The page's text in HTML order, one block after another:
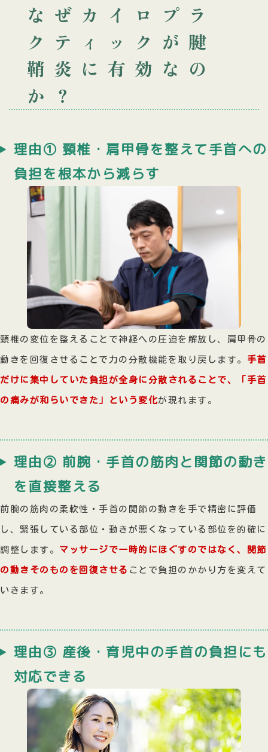
なぜカイロプラ
クティックが腱
鞘炎に有効なの
か？
理由① 頸椎・肩甲骨を整えて手首への
負担を根本から減らす
頸椎の変位を整えることで神経への圧迫を解放し、肩甲骨の
動きを回復させることで力の分散機能を取り戻します。 手首
だけに集中していた負担が全身に分散されることで、「手首
の痛みが和らいできた」という変化が現れます。
理由② 前腕・手首の筋肉と関節の動き
を直接整える
前腕の筋肉の柔軟性・手首の関節の動きを手で精密に評価
し、緊張している部位・動きが悪くなっている部位を的確に
調整します。 マッサージで一時的にほぐすのではなく、関節
の動きそのものを回復させる ことで負担のかかり方を変えて
いきます。
理由③ 産後・育児中の手首の負担にも
対応できる